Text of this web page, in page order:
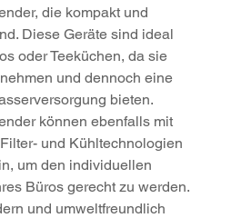
die kompakt und
Diese Geräte sind ideal
oder Teeküchen, da sie
und dennoch eine
bieten.
können ebenfalls mit
und Kühltechnologien
um den individuellen
Büros gerecht zu werden.
und umweltfreundlich